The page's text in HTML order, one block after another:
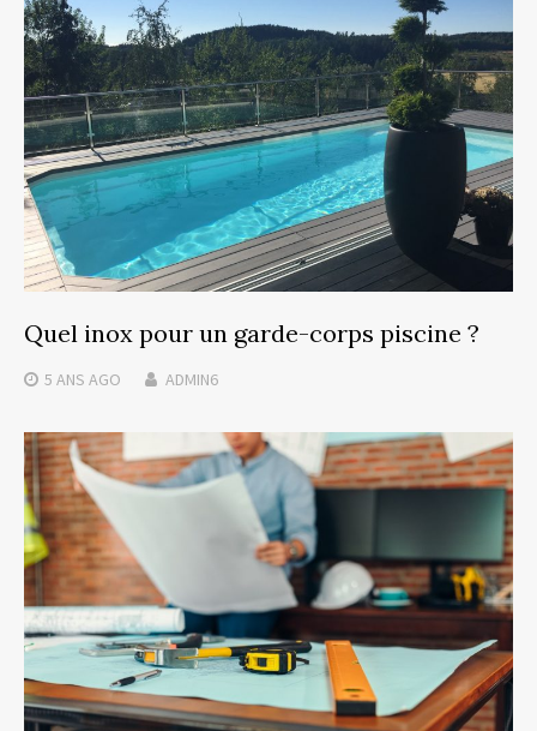
Quel inox pour un garde-corps piscine ?
5 ANS AGO ADMIN6